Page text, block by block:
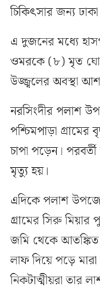
চিকিৎসার জন্য
এ দুজনের মধ্যে
ওমরকে (৮) মৃত
উজ্জ্বলের অবস্থা
নরসিংদীর পলাশ
পশ্চিমপাড়া
চাপা পড়েন।
মৃত্যু হয়।
এদিকে পলাশ
গ্রামের সিরু
জমি থেকে আতঙ্কিত
লাফ দিয়ে পড়ে
নিকটাত্মীয়রা তার